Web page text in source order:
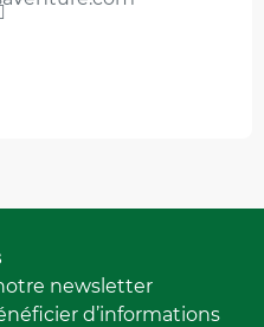
2026 à 15:41
de Villard-de-Lans
: 6991705)
newsletter
d’informations